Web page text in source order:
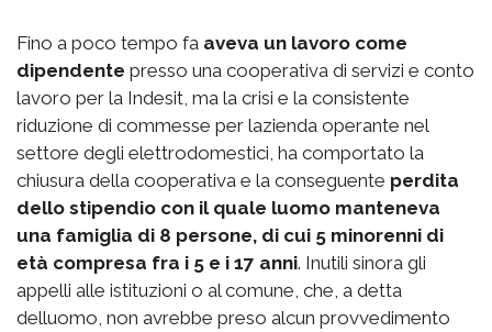
Fino a poco tempo fa aveva un lavoro come
dipendente presso una cooperativa di servizi e conto
lavoro per la Indesit, ma la crisi e la consistente
riduzione di commesse per lazienda operante nel
settore degli elettrodomestici, ha comportato la
chiusura della cooperativa e la conseguente perdita
dello stipendio con il quale luomo manteneva
una famiglia di 8 persone, di cui 5 minorenni di
età compresa fra i 5 e i 17 anni. Inutili sinora gli
appelli alle istituzioni o al comune, che, a detta
delluomo, non avrebbe preso alcun provvedimento